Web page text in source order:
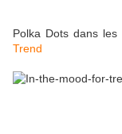
Polka Dots dans
Trend